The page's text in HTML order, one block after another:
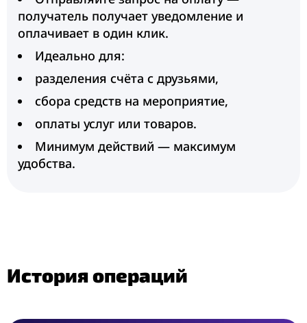
получатель получает уведомление и
оплачивает в один клик.
Идеально для:
разделения счёта с друзьями,
сбора средств на мероприятие,
оплаты услуг или товаров.
Минимум действий — максимум
удобства.
История операций